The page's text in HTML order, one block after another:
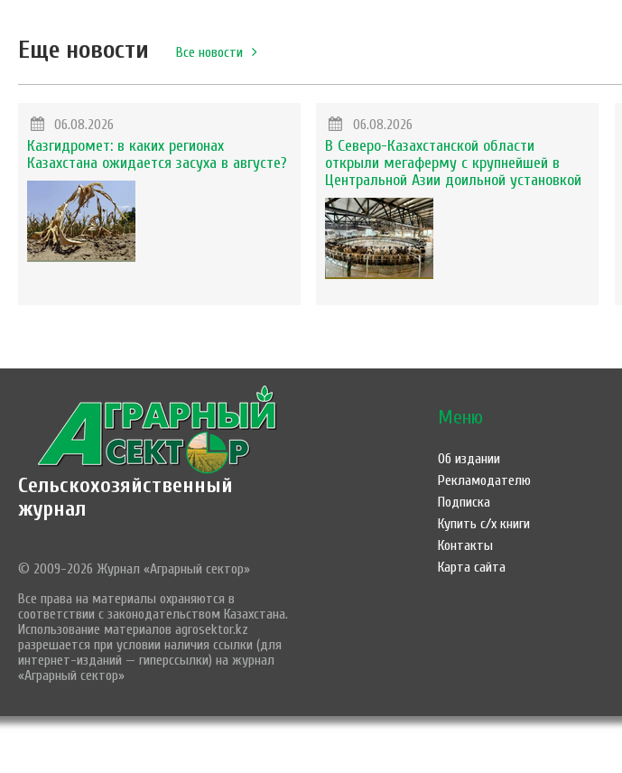
Еще новости Все новости
06.08.2026
Казгидромет: в каких регионах
Казахстана ожидается засуха в августе?
06.08.2026
В Северо-Казахстанской области
открыли мегаферму с крупнейшей в
Центральной Азии доильной установкой
Сельскохозяйственный
журнал
© 2009-2026 Журнал «Аграрный сектор»
Все права на материалы охраняются в
соответствии с законодательством Казахстана.
Использование материалов agrosektor.kz
разрешается при условии наличия ссылки (для
интернет-изданий — гиперссылки) на журнал
«Аграрный сектор»
Меню
Об издании
Рекламодателю
Подписка
Купить с/х книги
Контакты
Карта сайта